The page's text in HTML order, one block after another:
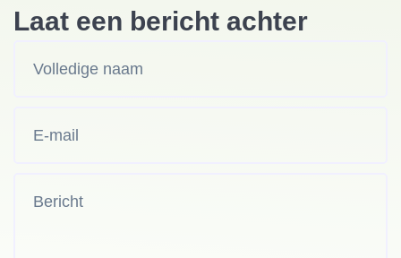
Laat een bericht achter